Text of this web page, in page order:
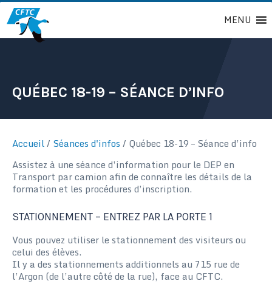
Passer
au
contenu
MENU
QUÉBEC 18-19 – SÉANCE D’INFO
Accueil/ Séances d'infos / Québec 18-19 – Séance d’info
Assistez à une séance d’information pour le DEP en
Transport par camion afin de connaître les détails de la
formation et les procédures d’inscription.
STATIONNEMENT – ENTREZ PAR LA PORTE 1
Vous pouvez utiliser le stationnement des visiteurs ou
celui des élèves.
Il y a des stationnements additionnels au 715 rue de
l’Argon (de l’autre côté de la rue), face au CFTC.